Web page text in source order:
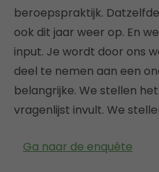
beroepspraktijk.
ook dit jaar weer op. En
input. Je wordt door ons
deel te nemen aan een
belangrijke. We stellen
vragenlijst invult. We
Ga naar de enquête